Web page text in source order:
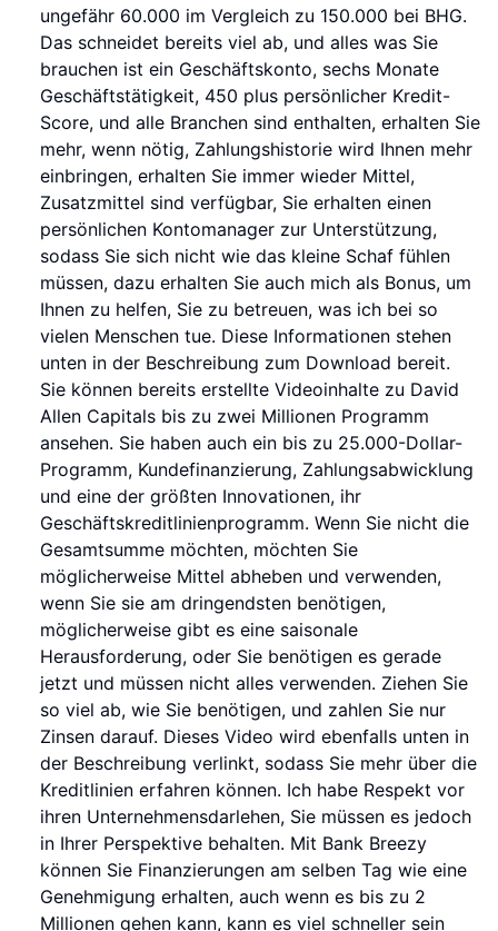
ungefähr 60.000 im Vergleich zu 150.000 bei BHG.
Das schneidet bereits viel ab, und alles was Sie
brauchen ist ein Geschäftskonto, sechs Monate
Geschäftstätigkeit, 450 plus persönlicher Kredit-
Score, und alle Branchen sind enthalten, erhalten Sie
mehr, wenn nötig, Zahlungshistorie wird Ihnen mehr
einbringen, erhalten Sie immer wieder Mittel,
Zusatzmittel sind verfügbar, Sie erhalten einen
persönlichen Kontomanager zur Unterstützung,
sodass Sie sich nicht wie das kleine Schaf fühlen
müssen, dazu erhalten Sie auch mich als Bonus, um
Ihnen zu helfen, Sie zu betreuen, was ich bei so
vielen Menschen tue. Diese Informationen stehen
unten in der Beschreibung zum Download bereit.
Sie können bereits erstellte Videoinhalte zu David
Allen Capitals bis zu zwei Millionen Programm
ansehen. Sie haben auch ein bis zu 25.000-Dollar-
Programm, Kundefinanzierung, Zahlungsabwicklung
und eine der größten Innovationen, ihr
Geschäftskreditlinienprogramm. Wenn Sie nicht die
Gesamtsumme möchten, möchten Sie
möglicherweise Mittel abheben und verwenden,
wenn Sie sie am dringendsten benötigen,
möglicherweise gibt es eine saisonale
Herausforderung, oder Sie benötigen es gerade
jetzt und müssen nicht alles verwenden. Ziehen Sie
so viel ab, wie Sie benötigen, und zahlen Sie nur
Zinsen darauf. Dieses Video wird ebenfalls unten in
der Beschreibung verlinkt, sodass Sie mehr über die
Kreditlinien erfahren können. Ich habe Respekt vor
ihren Unternehmensdarlehen, Sie müssen es jedoch
in Ihrer Perspektive behalten. Mit Bank Breezy
können Sie Finanzierungen am selben Tag wie eine
Genehmigung erhalten, auch wenn es bis zu 2
Millionen gehen kann, kann es viel schneller sein